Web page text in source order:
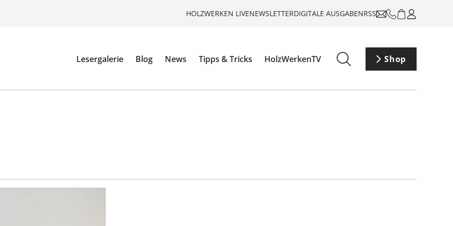
HOLZWERKEN LIVENEWSLETTERDIGITALE AUSGABENRSS
Lesergalerie Blog News Tipps & Tricks HolzWerkenTV Shop